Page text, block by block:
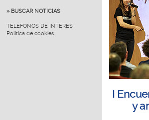
» BUSCAR NOTICIAS
TELÉFONOS DE INTERÉS
Política de cookies
I
y